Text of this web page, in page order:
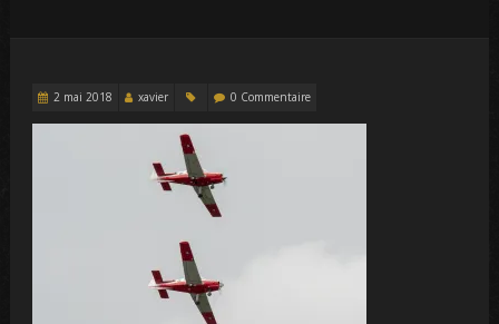
2 mai 2018 xavier 0 Commentaire